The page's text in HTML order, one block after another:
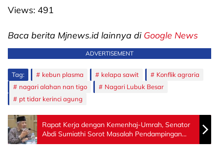
Views: 491
Baca berita Mjnews.id lainnya di Google News
ADVERTISEMENT
Tag: kebun plasma kelapa sawit
Konflik agraria
nagari alahan nan tigo
Nagari Lubuk Besar
pt tidar kerinci agung
Rapat Kerja dengan Kemenhaj-Umrah, Senator
Abdi Sumiathi Sorot Masalah Pendampingan
Jemaah Haji Perempuan Tanpa Mahram